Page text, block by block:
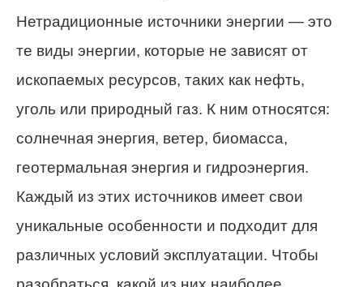
Нетрадиционные источники энергии — это
те виды энергии, которые не зависят от
ископаемых ресурсов, таких как нефть,
уголь или природный газ. К ним относятся:
солнечная энергия, ветер, биомасса,
геотермальная энергия и гидроэнергия.
Каждый из этих источников имеет свои
уникальные особенности и подходит для
различных условий эксплуатации. Чтобы